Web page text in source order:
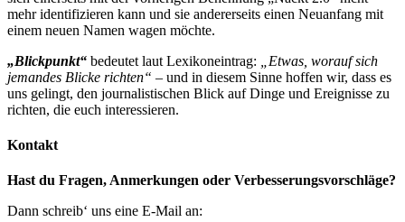
mehr identifizieren kann und sie andererseits einen Neuanfang mit
einem neuen Namen wagen möchte.
„Blickpunkt“ bedeutet laut Lexikoneintrag:
„Etwas, worauf sich
jemandes Blicke richten“ – und in diesem Sinne hoffen wir, dass es
uns gelingt, den journalistischen Blick auf Dinge und Ereignisse zu
richten, die euch interessieren.
Kontakt
Hast du Fragen, Anmerkungen oder Verbesserungsvorschläge?
Dann schreib‘ uns eine E-Mail an: